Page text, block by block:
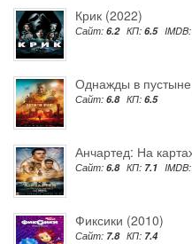
Крик (2022)
Сайт: 6.2 КП: 6.5 IMDB:
Однажды в
Сайт: 6.8 КП: 6.5
Анчартед: На
Сайт: 6.8 КП: 7.1 IMDB:
Фиксики (2010)
Сайт: 7.8 КП: 7.4